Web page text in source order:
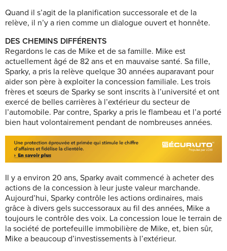
Quand il s’agit de la planification successorale et de la
relève, il n’y a rien comme un dialogue ouvert et honnête.
DES CHEMINS DIFFÉRENTS
Regardons le cas de Mike et de sa famille. Mike est
actuellement âgé de 82 ans et en mauvaise santé. Sa fille,
Sparky, a pris la relève quelque 30 années auparavant pour
aider son père à exploiter la concession familiale. Les trois
frères et sœurs de Sparky se sont inscrits à l’université et ont
exercé de belles carrières à l’extérieur du secteur de
l’automobile. Par contre, Sparky a pris le flambeau et l’a porté
bien haut volontairement pendant de nombreuses années.
Il y a environ 20 ans, Sparky avait commencé à acheter des
actions de la concession à leur juste valeur marchande.
Aujourd’hui, Sparky contrôle les actions ordinaires, mais
grâce à divers gels successoraux au fil des années, Mike a
toujours le contrôle des voix. La concession loue le terrain de
la société de portefeuille immobilière de Mike, et, bien sûr,
Mike a beaucoup d’investissements à l’extérieur.